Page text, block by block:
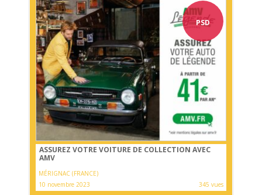
PSD
ASSUREZ VOTRE VOITURE DE COLLECTION AVEC
AMV
MÉRIGNAC (FRANCE)
10 novembre 2023
345 vues